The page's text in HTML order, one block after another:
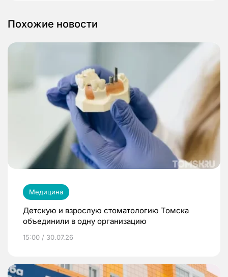
Похожие новости
Медицина
Детскую и взрослую стоматологию Томска
объединили в одну организацию
15:00 / 30.07.26